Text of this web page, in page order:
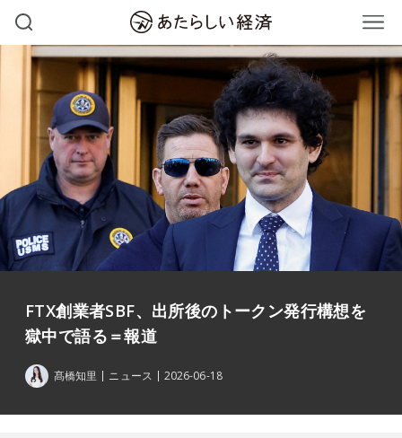
FTX創業者SBF、出所後のトークン発行構想を
獄中で語る＝報道
髙橋知里 ニュース 2026-06-18